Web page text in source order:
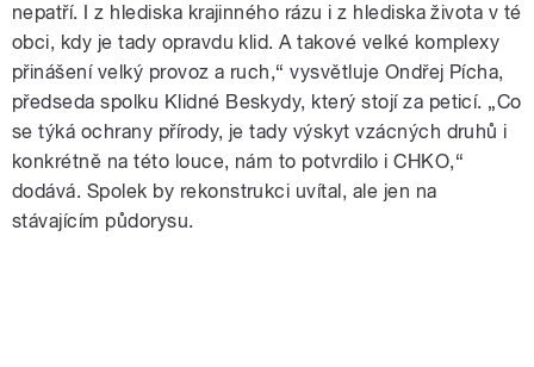
nepatří. I z hlediska krajinného rázu i z hlediska života v té
obci, kdy je tady opravdu klid. A takové velké komplexy
přinášení velký provoz a ruch,“ vysvětluje Ondřej Pícha,
předseda spolku Klidné Beskydy, který stojí za peticí. „Co
se týká ochrany přírody, je tady výskyt vzácných druhů i
konkrétně na této louce, nám to potvrdilo i CHKO,“
dodává. Spolek by rekonstrukci uvítal, ale jen na
stávajícím půdorysu.